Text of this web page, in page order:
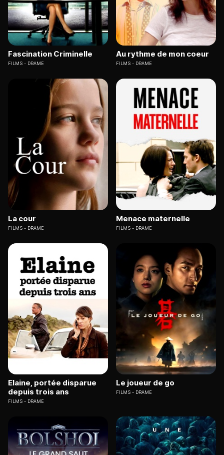
Fascination Criminelle
FILMS DRAME
Au rythme de mon coeur
FILMS DRAME
La cour
FILMS DRAME
Menace maternelle
FILMS DRAME
Elaine, portée disparue
depuis trois ans
FILMS DRAME
Le joueur de go
FILMS DRAME